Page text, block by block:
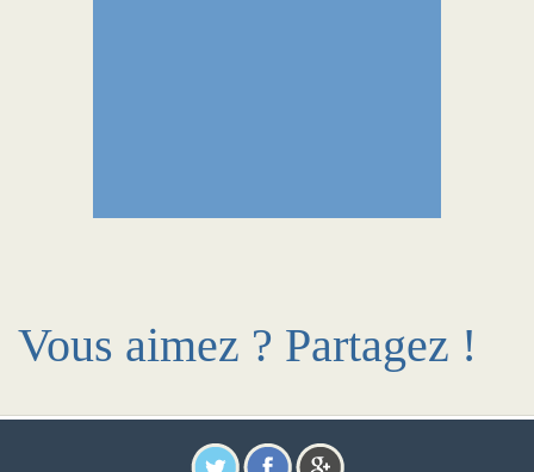
Vous aimez ? Partagez !